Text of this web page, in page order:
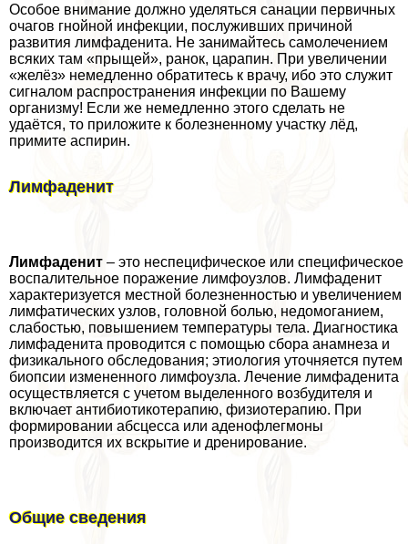
Особое внимание должно уделяться санации первичных
очагов гнойной инфекции, послуживших причиной
развития лимфаденита. Не занимайтесь самолечением
всяких там «прыщей», ранок, царапин. При увеличении
«желёз» немедленно обратитесь к врачу, ибо это служит
сигналом распространения инфекции по Вашему
организму! Если же немедленно этого сделать не
удаётся, то приложите к болезненному участку лёд,
примите аспирин.
Лимфаденит
Лимфаденит – это неспецифическое или специфическое
воспалительное поражение лимфоузлов. Лимфаденит
хаpaктеризуется местной болезненностью и увеличением
лимфатических узлов, головной болью, недомоганием,
слабостью, повышением температуры тела. Диагностика
лимфаденита проводится с помощью сбора анамнеза и
физикального обследования; этиология уточняется путем
биопсии измененного лимфоузла. Лечение лимфаденита
осуществляется с учетом выделенного возбудителя и
включает антибиотикотерапию, физиотерапию. При
формировании абсцесса или аденофлегмоны
производится их вскрытие и дренирование.
Общие сведения